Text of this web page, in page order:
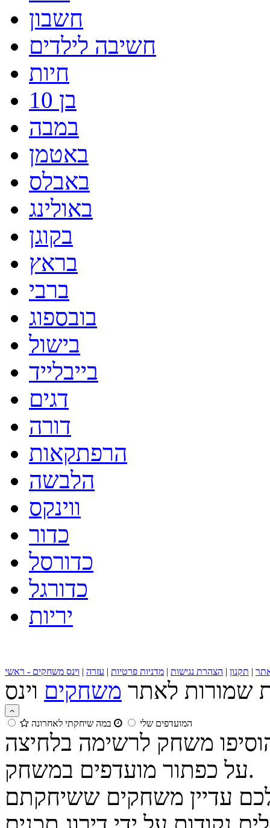
חשבון
חשיבה לילדים
חיות
בן 10
במבה
באטמן
באבלס
באולינג
בקוגן
בראץ
ברבי
בובספוג
בישול
בייבלייד
דגים
דורה
הרפתקאות
הלבשה
ווינקס
כדור
כדורסל
כדורגל
יריות
| תקנון | הצהרת נגישות | מדניות פרטיות | עזרה | וינס משחקים - ראשי
שמורות לאתר משחקים
המועדפים שלי במה שיחקתי לאחרונה
משחק לרשימה בלחיצה
על כפתור מועדפים במשחק.